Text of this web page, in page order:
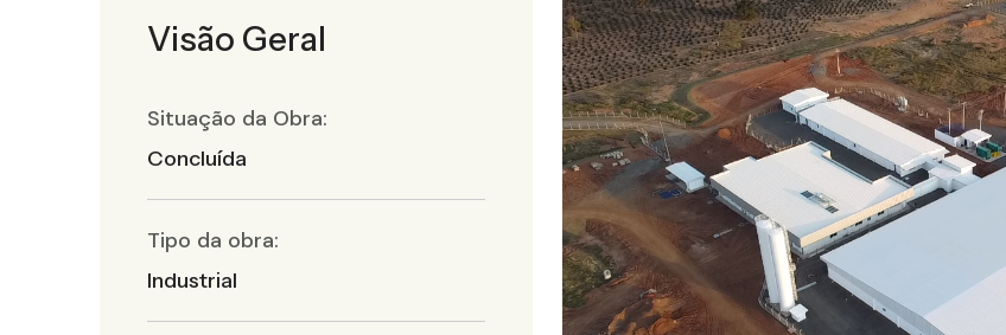
Visão Geral
Situação da Obra:
Concluída
Tipo da obra:
Industrial